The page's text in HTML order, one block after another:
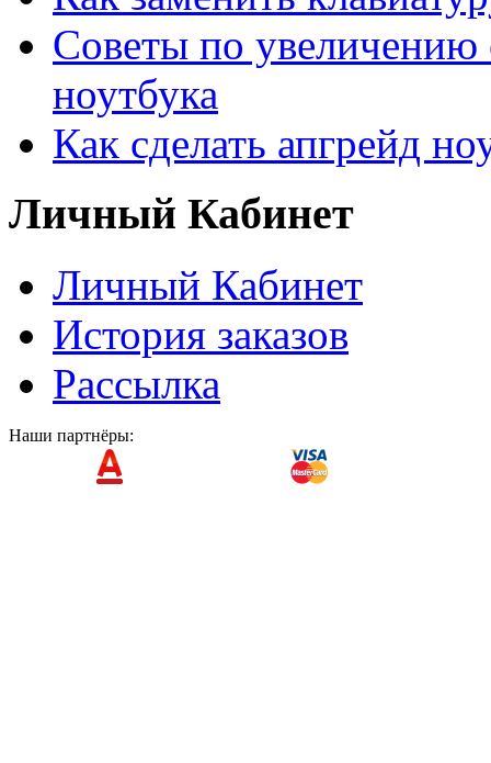
Советы по увеличению
ноутбука
Как сделать апгрейд
Личный Кабинет
Личный Кабинет
История заказов
Рассылка
Наши партнёры: